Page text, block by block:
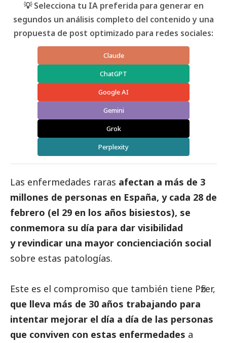
💡 Selecciona tu IA preferida para generar en
segundos un análisis completo del contenido y una
propuesta de post optimizado para redes sociales:
Claude
ChatGPT
Google AI
Gemini
Grok
Perplexity
Las enfermedades raras afectan a más de 3
millones de personas en España, y cada 28 de
febrero (el 29 en los años bisiestos), se
conmemora su día para dar visibilidad
y revindicar una mayor concienciación social
sobre estas patologías.
Este es el compromiso que también tiene Pfizer,
que lleva más de 30 años trabajando para
intentar mejorar el día a día de las personas
que conviven con estas enfermedades a